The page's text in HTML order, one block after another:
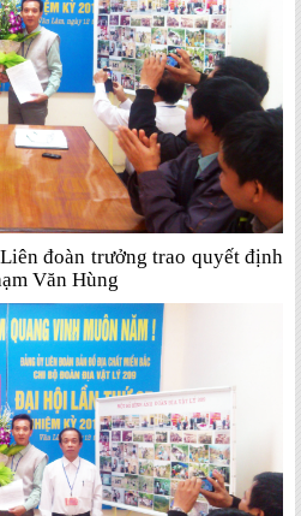
đoàn trưởng trao quyết định
Văn Hùng